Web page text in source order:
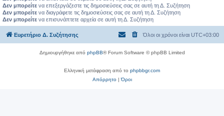
Δεν μπορείτε να επεξεργάζεστε τις δημοσιεύσεις σας σε αυτή τη Δ. Συζήτηση
Δεν μπορείτε να διαγράφετε τις δημοσιεύσεις σας σε αυτή τη Δ. Συζήτηση
Δεν μπορείτε να επισυνάπτετε αρχεία σε αυτή τη Δ. Συζήτηση
Ευρετήριο Δ. Συζήτησης Όλοι οι χρόνοι είναι UTC+03:00
Δημιουργήθηκε από phpBB® Forum Software © phpBB Limited
Ελληνική μετάφραση από το phpbbgr.com
Απόρρητο|Όροι